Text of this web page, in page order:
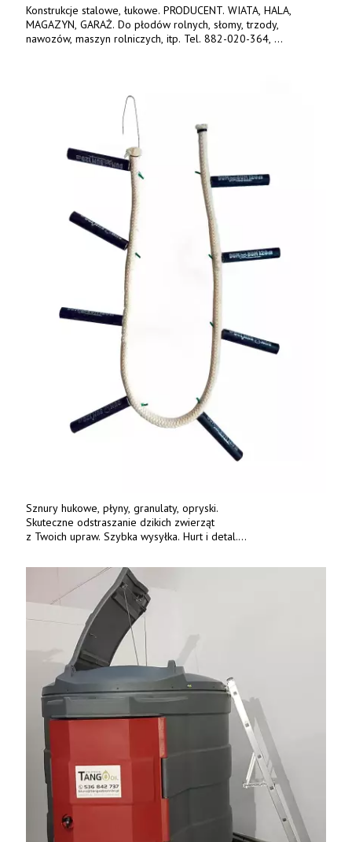
Konstrukcje stalowe, łukowe. PRODUCENT. WIATA, HALA,
MAGAZYN, GARAŻ. Do płodów rolnych, słomy, trzody,
nawozów, maszyn rolniczych, itp. Tel. 882-020-364,
Sznury hukowe, płyny, granulaty, opryski.
Skuteczne odstraszanie dzikich zwierząt
z Twoich upraw. Szybka wysyłka. Hurt i detal.